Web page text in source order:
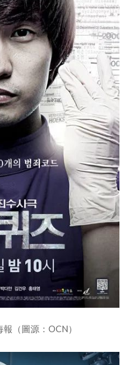
（圖源：OCN）